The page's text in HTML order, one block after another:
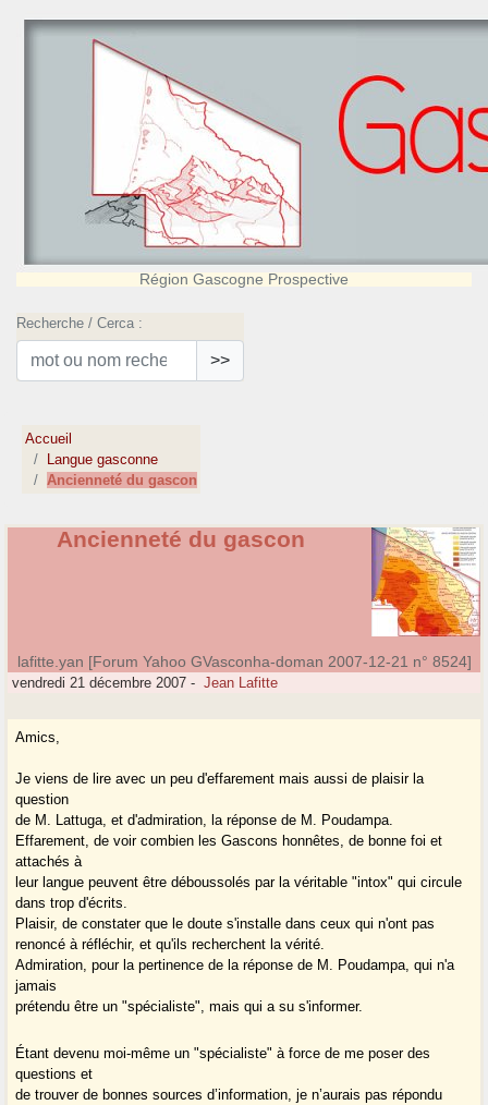
Région Gascogne Prospective
Recherche / Cerca :
>>
Accueil
Langue gasconne
Ancienneté du gascon
Ancienneté du gascon
lafitte.yan [Forum Yahoo GVasconha-doman 2007-12-21 n° 8524]
vendredi 21 décembre 2007 - Jean Lafitte
Amics,
Je viens de lire avec un peu d'effarement mais aussi de plaisir la
question
de M. Lattuga, et d'admiration, la réponse de M. Poudampa.
Effarement, de voir combien les Gascons honnêtes, de bonne foi et
attachés à
leur langue peuvent être déboussolés par la véritable "intox" qui circule
dans trop d'écrits.
Plaisir, de constater que le doute s'installe dans ceux qui n'ont pas
renoncé à réfléchir, et qu'ils recherchent la vérité.
Admiration, pour la pertinence de la réponse de M. Poudampa, qui n'a
jamais
prétendu être un "spécialiste", mais qui a su s'informer.
Étant devenu moi-même un "spécialiste" à force de me poser des
questions et
de trouver de bonnes sources d’information, je n’aurais pas répondu